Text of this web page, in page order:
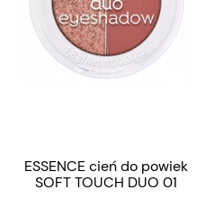
ESSENCE cień do powiek
SOFT TOUCH DUO 01